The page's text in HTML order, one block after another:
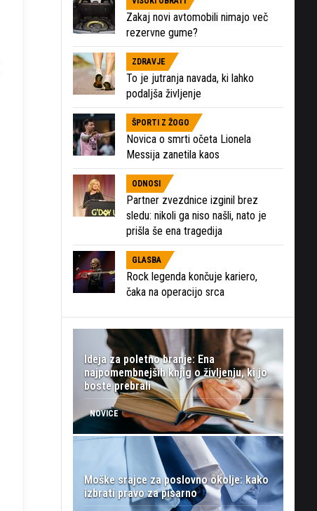
Zakaj novi avtomobili nimajo več
rezervne gume?
ZDRAVJE
To je jutranja navada, ki lahko
podaljša življenje
ŠPORTI Z ŽOGO
Novica o smrti očeta Lionela
Messija zanetila kaos
ODNOSI
Partner zvezdnice izginil brez
sledu: nikoli ga niso našli, nato je
prišla še ena tragedija
GLASBA
Rock legenda končuje kariero,
čaka na operacijo srca
Ideja za poletno branje: Ena
najpomembnejših knjig o življenju, ki jo
boste prebrali
NOVICE
Moške srajce za poslovno okolje: kako
izbrati pravo za pisarno